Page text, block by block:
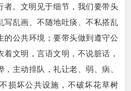
者。文明见于细节，我们要带头
写乱画、不随地吐痰、不私搭乱
的公共环境；要带头做到遵守公
文明，言语文明，不说脏话，
主动排队，礼让老、弱、病、
损坏公共设施，不破坏花草树